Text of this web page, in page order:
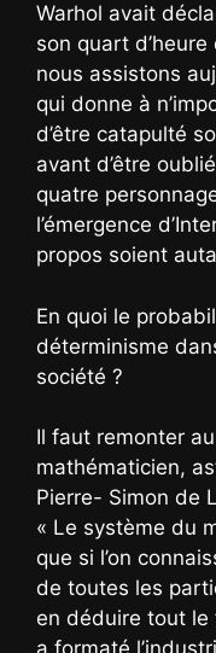
Warhol avait
son quart
nous assistons
qui donne à
d’être catapulté
avant d’être
quatre
l’émergence
propos soient
En quoi le
déterminisme
société ?
Il faut remonter
mathématicien,
Pierre- Simon de
« Le système du
que si l’on
de toutes les
en déduire tout le